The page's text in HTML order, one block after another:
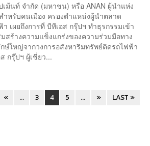
ม้นท์ จำกัด (มหาชน) หรือ ANAN ผู้นำแห่ง
หรับคนเมือง ครองตำแหน่งผู้นำตลาด
เผยถึงการที่ บีทีเอส กรุ๊ปฯ ทำธุรกรรมเข้า
สร้างความแข็งแกร่งของความร่วมมือทาง
ษ์ใหญ่จากวงการอสังหาริมทรัพย์ติดรถไฟฟ้า
กรุ๊ปฯ ผู้เชี่ยว...
« ... 3 4 5 ... » LAST »